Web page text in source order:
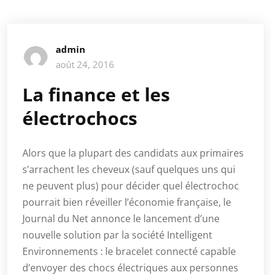
admin
août 24, 2016
La finance et les
électrochocs
Alors que la plupart des candidats aux primaires
s’arrachent les cheveux (sauf quelques uns qui
ne peuvent plus) pour décider quel électrochoc
pourrait bien réveiller l’économie française, le
Journal du Net annonce le lancement d’une
nouvelle solution par la société Intelligent
Environnements : le bracelet connecté capable
d’envoyer des chocs électriques aux personnes